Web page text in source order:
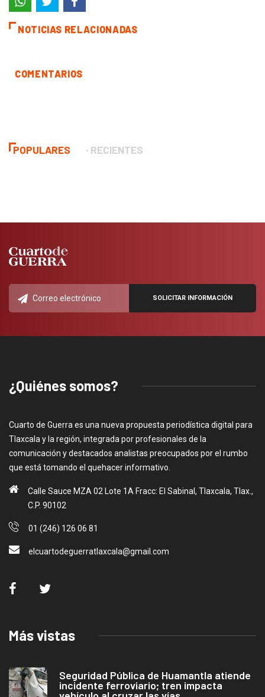
NOTICIAS RELACIONADAS
COMENTARIOS
POPULARES RECIENTES
¿Quiénes somos?
Cuarto de Guerra es una nueva propuesta periodística digital para
Tlaxcala y la región, integrada por profesionales de la
comunicación y destacados analistas preocupados por el rumbo
que está tomando el quehacer informativo.
Calle Sauce MZA 02 Lote 1A Fracc: El Sabinal, Tlaxcala, Tlax.,
C.P. 90102
01 (246) 126 06 81
elcuartodeguerratlaxcala@gmail.com
Más vistas
Seguridad Pública de Huamantla atiende
incidente ferroviario; tren impacta